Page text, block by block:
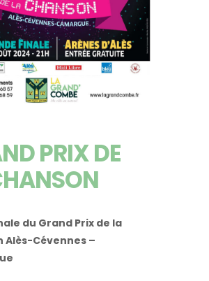
PRIX DE
du Grand Prix de la
Alès-Cévennes –